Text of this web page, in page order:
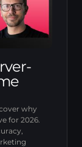
why
for 2026.